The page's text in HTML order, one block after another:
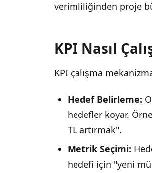
verimliliğinden proje
KPI Nasıl
KPI çalışma
Hedef Belirleme:
hedefler koyar.
TL artırmak".
Metrik Seçimi:
hedefi için "yeni